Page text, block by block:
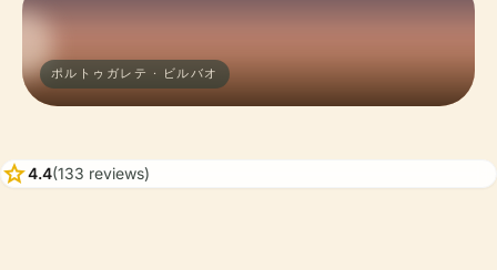
ポルトゥガレテ · ビルバオ
star4.4(133 reviews)